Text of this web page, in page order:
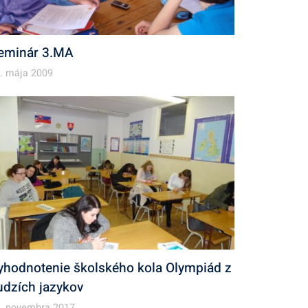
3.MA
mája 2009
školského kola Olympiád z
jazykov